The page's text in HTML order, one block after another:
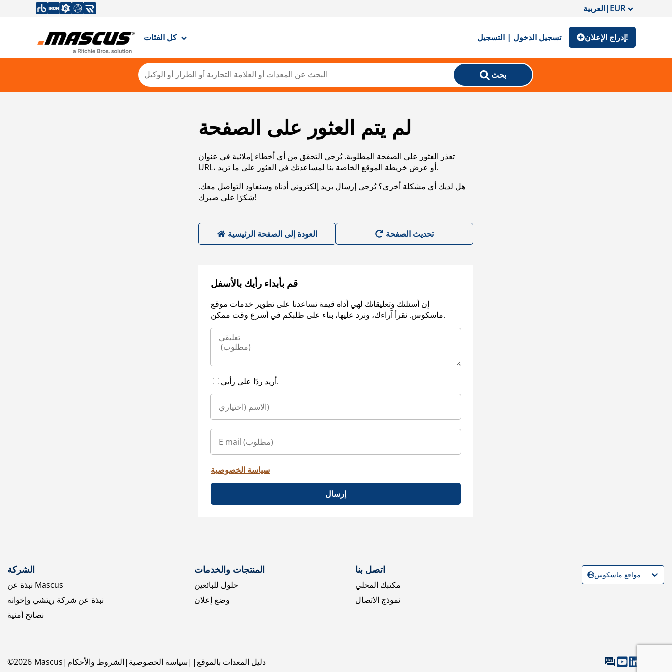
العربية|EUR
كل الفئات تسجيل الدخول | التسجيل إدراج الإعلان!
بحث
لم يتم العثور على الصفحة
تعذر العثور على الصفحة المطلوبة. يُرجى التحقق من أي أخطاء إملائية في عنوان
URL، أو عرض خريطة الموقع الخاصة بنا لمساعدتك في العثور على ما تريد.
هل لديك أي مشكلة أخرى؟ يُرجى إرسال بريد إلكتروني أدناه وسنعاود التواصل معك.
شكرًا على صبرك!
العودة إلى الصفحة الرئيسية
قم بأبداء رأيك بالأسفل
إن أسئلتك وتعليقاتك لهي أداة قيمة تساعدنا على تطوير خدمات موقع
ماسكوس. نقرأ آراءك، ونرد عليها، بناء على طلبكم في أسرع وقت ممكن.
أريد ردًا على رأيي.
سياسة الخصوصية
إرسال
الشركة
نبذة عن Mascus
نبذة عن شركة ريتشي وإخوانه
نصائح أمنية
المنتجات والخدمات
حلول للبائعين
وضع إعلان
اتصل بنا
مكتبك المحلي
نموذج الاتصال
©2026 Mascus الشروط والأحكام سياسة الخصوصية دليل المعدات بالموقع
مواقع ماسكوس